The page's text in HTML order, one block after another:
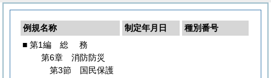
例規名称 制定年月日
種別番号
■ 第1編 総 務
第6章 消防防災
第3節 国民保護